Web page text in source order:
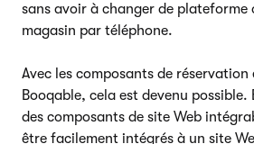
sans avoir à changer de plateforme
magasin par téléphone.
Avec les composants de réservation
Booqable, cela est devenu
des composants de site Web
être facilement intégrés à un site